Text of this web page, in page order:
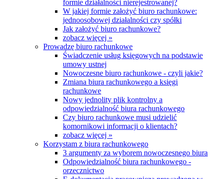
formie działalności nierejestrowanej?
W jakiej formie założyć biuro rachunkowe:
jednoosobowej działalności czy spółki
Jak założyć biuro rachunkowe?
zobacz więcej »
Prowadzę biuro rachunkowe
Świadczenie usług księgowych na podstawie
umowy ustnej
Nowoczesne biuro rachunkowe - czyli jakie?
Zmiana biura rachunkowego a księgi
rachunkowe
Nowy jednolity plik kontrolny a
odpowiedzialność biura rachunkowego
Czy biuro rachunkowe musi udzielić
komornikowi informacji o klientach?
zobacz więcej »
Korzystam z biura rachunkowego
3 argumenty za wyborem nowoczesnego biura
Odpowiedzialność biura rachunkowego -
orzecznictwo